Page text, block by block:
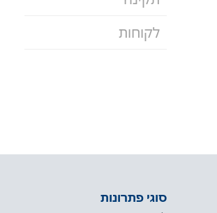
לקוחות
סוגי פתרונות